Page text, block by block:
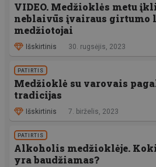
VIDEO. Medžioklės metu
neblaivūs įvairaus girtumo
medžiotojai
Išskirtinis 30. rugsėjis, 2023
PATIRTIS
Medžioklė su varovais
tradicijas
Išskirtinis 7. birželis, 2023
PATIRTIS
Alkoholis medžioklėje.
yra baudžiamas?